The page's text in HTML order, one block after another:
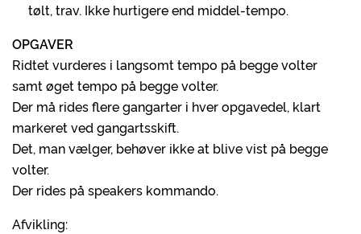
tølt, trav. Ikke hurtigere end middel-tempo.
OPGAVER
Ridtet vurderes i langsomt tempo på begge volter
samt øget tempo på begge volter.
Der må rides flere gangarter i hver opgavedel, klart
markeret ved gangartsskift.
Det, man vælger, behøver ikke at blive vist på begge
volter.
Der rides på speakers kommando.
Afvikling: